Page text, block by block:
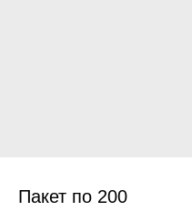
Пакет по 200